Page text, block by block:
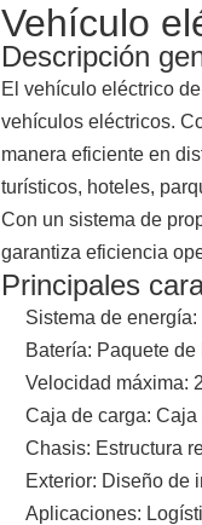
Vehículo
Descripción
El vehículo eléctrico
vehículos eléctricos.
manera eficiente en
turísticos, hoteles,
Con un sistema de
garantiza eficiencia
Principales
Sistema de
Batería: Paquete
Velocidad máxima:
Caja de carga:
Chasis: Estructura
Exterior: Diseño de
Aplicaciones: